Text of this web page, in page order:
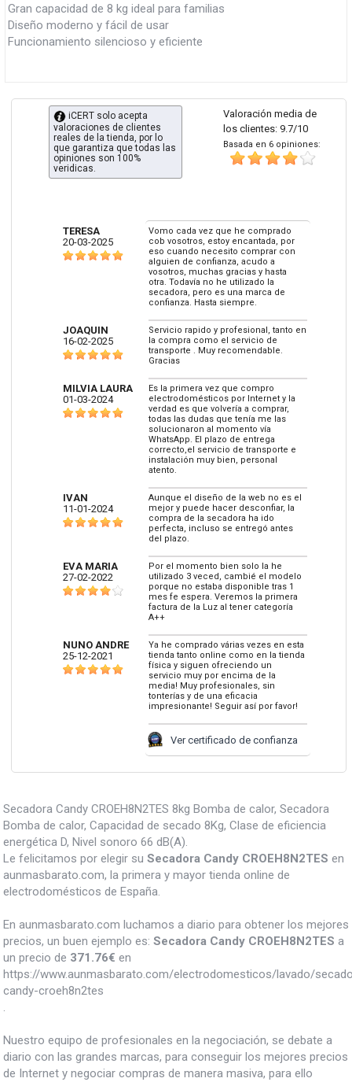
Gran capacidad de 8 kg ideal para familias
Diseño moderno y fácil de usar
Funcionamiento silencioso y eficiente
Valoración media de
los clientes: 9.7/10
Basada en 6 opiniones:
iCERT solo acepta
valoraciones de clientes
reales de la tienda, por lo
que garantiza que todas las
opiniones son 100%
veridicas.
TERESA
20-03-2025
Vomo cada vez que he comprado
cob vosotros, estoy encantada, por
eso cuando necesito comprar con
alguien de confianza, acudo a
vosotros, muchas gracias y hasta
otra. Todavía no he utilizado la
secadora, pero es una marca de
confianza. Hasta siempre.
JOAQUIN
16-02-2025
Servicio rapido y profesional, tanto en
la compra como el servicio de
transporte . Muy recomendable.
Gracias
MILVIA LAURA
01-03-2024
Es la primera vez que compro
electrodomésticos por Internet y la
verdad es que volvería a comprar,
todas las dudas que tenía me las
solucionaron al momento vía
WhatsApp. El plazo de entrega
correcto,el servicio de transporte e
instalación muy bien, personal
atento.
IVAN
11-01-2024
Aunque el diseño de la web no es el
mejor y puede hacer desconfiar, la
compra de la secadora ha ido
perfecta, incluso se entregó antes
del plazo.
EVA MARIA
27-02-2022
Por el momento bien solo la he
utilizado 3 veced, cambié el modelo
porque no estaba disponible tras 1
mes fe espera. Veremos la primera
factura de la Luz al tener categoría
A++
NUNO ANDRE
25-12-2021
Ya he comprado várias vezes en esta
tienda tanto online como en la tienda
física y siguen ofreciendo un
servicio muy por encima de la
media! Muy profesionales, sin
tonterías y de una eficacia
impresionante! Seguir así por favor!
Ver certificado de confianza
Secadora Candy CROEH8N2TES 8kg Bomba de calor, Secadora
Bomba de calor, Capacidad de secado 8Kg, Clase de eficiencia
energética D, Nivel sonoro 66 dB(A).
Le felicitamos por elegir su Secadora Candy CROEH8N2TES en
aunmasbarato.com, la primera y mayor tienda online de
electrodomésticos de España.
En aunmasbarato.com luchamos a diario para obtener los mejores
precios, un buen ejemplo es: Secadora Candy CROEH8N2TES a
un precio de 371.76€ en
https://www.aunmasbarato.com/electrodomesticos/lavado/
candy-croeh8n2tes
.
Nuestro equipo de profesionales en la negociación, se debate a
diario con las grandes marcas, para conseguir los mejores precios
de Internet y negociar compras de manera masiva, para ello